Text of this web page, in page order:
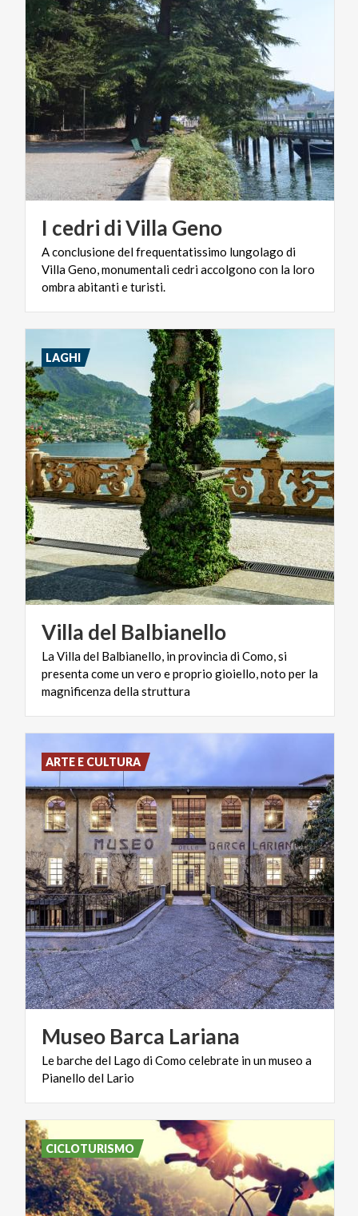
I cedri diVilla Geno
A conclusione del frequentatissimo lungolago di
Villa Geno, monumentali cedri accolgono con la loro
ombra abitanti e turisti.
Villa del Balbianello
La Villa del Balbianello, in provincia di Como, si
presenta come un vero e proprio gioiello, noto per la
magnificenza della struttura
LAGHI
Museo Barca Lariana
Lebarchedel Lago diComo celebrate inunmuseo a
Pianello del Lario
ARTE E CULTURA
CICLOTURISMO